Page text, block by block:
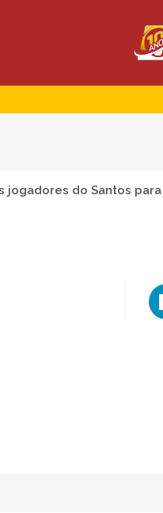
jogadores do Santos